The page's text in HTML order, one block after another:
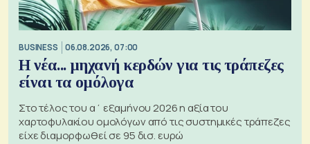
BUSINESS 06.08.2026, 07:00
Η νέα... μηχανή κερδών για τις τράπεζες
είναι τα ομόλογα
Στο τέλος του α΄ εξαμήνου 2026 η αξία του
χαρτοφυλακίου ομολόγων από τις συστημικές τράπεζες
είχε διαμορφωθεί σε 95 δισ. ευρώ